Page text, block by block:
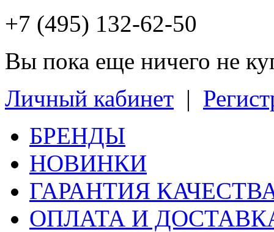
+7 (495) 132-62-50
Вы пока еще ничего не
Личный кабинет |
БРЕНДЫ
НОВИНКИ
ГАРАНТИЯ
ОПЛАТА И